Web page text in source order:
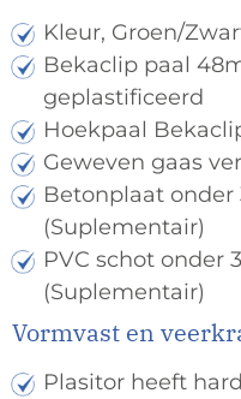
Kleur, Groen/
Bekaclip paal
geplastificeerd
Hoekpaal
Geweven gaas
Betonplaat onder
(Suplementair)
PVC schot onder
(Suplementair)
Vormvast en
Plasitor heeft